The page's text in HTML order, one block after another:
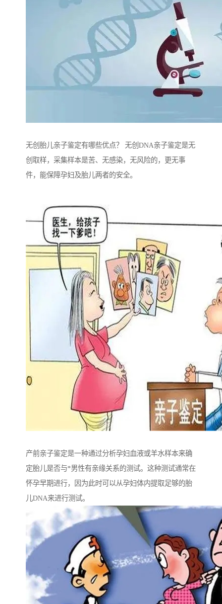
无创胎儿亲子鉴定有哪些优点？ 无创DNA亲子鉴定是无
创取样，采集样本是苦、无感染，无风险的，更无事
件，能保障孕妇及胎儿两者的安全。
产前亲子鉴定是一种通过分析孕妇血液或羊水样本来确
定胎儿是否与*男性有亲缘关系的测试。这种测试通常在
怀孕早期进行，因为此时可以从孕妇体内提取足够的胎
儿DNA来进行测试。